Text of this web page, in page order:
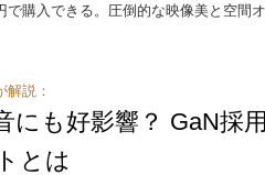
で購入できる。圧倒的な映像美と空間
解説：
にも好影響？ GaN採
とは